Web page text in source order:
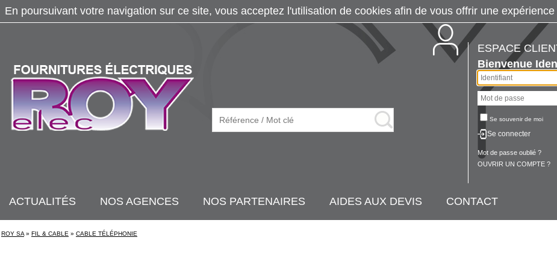
ESPACE
Bienvenue
Se souvenir de moi
Se connecter
Mot de passe oublié ?
OUVRIR UN COMPTE ?
ACTUALITÉS NOS AGENCES NOS PARTENAIRES AIDES AUX DEVIS CONTACT
ROY SA » FIL & CABLE » CABLE TÉLÉPHONIE
En poursuivant votre navigation sur ce site, vous acceptez l'utilisation de cookies afin de vous offrir une